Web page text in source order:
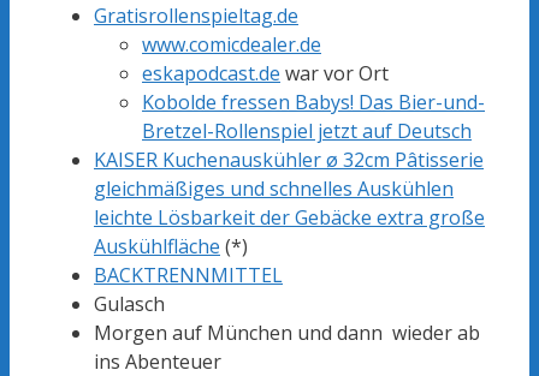
Gratisrollenspieltag.de
www.comicdealer.de
eskapodcast.de war vor Ort
Kobolde fressen Babys! Das Bier-und-
Bretzel-Rollenspiel jetzt auf Deutsch
KAISER Kuchenauskühler ø 32cm Pâtisserie
gleichmäßiges und schnelles Auskühlen
leichte Lösbarkeit der Gebäcke extra große
Auskühlfläche (*)
BACKTRENNMITTEL
Gulasch
Morgen auf München und dann wieder ab
ins Abenteuer